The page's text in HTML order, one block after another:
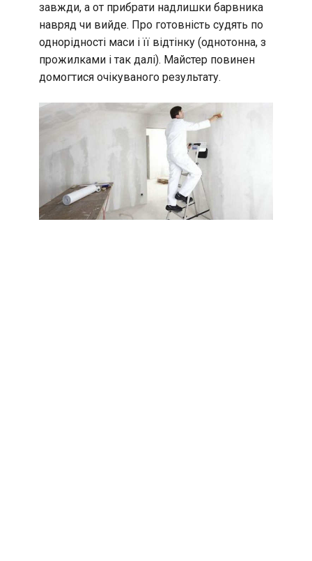
завжди, а от прибрати надлишки барвника
навряд чи вийде. Про готовність судять по
однорідності маси і її відтінку (однотонна, з
прожилками і так далі). Майстер повинен
домогтися очікуваного результату.